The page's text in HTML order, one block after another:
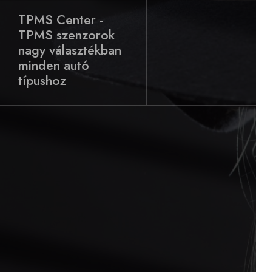
content
TPMS Center -
TPMS szenzorok
nagy választékban
minden autó
típushoz